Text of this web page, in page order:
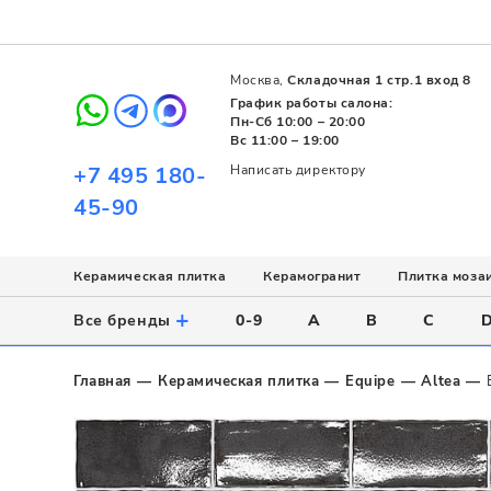
+7 495 180-
45-90
Написать директору
Москва,Складочная 1 стр.1 вход 8
График работы салона:
Пн-Сб 10:00 – 20:00
Вс 11:00 – 19:00
Керамическая плитка
Использование
Напольное
Настенное
Назначение
Для ванной
Стиль
Современный
Пэчворк
Все
Керамогранит
Назначение
Для ванной
Напольное
Все
Поверхность
Матовая
Полированная
Все
Плитка
Назначение
Для ванной
Для бассейна
Все
Цвет
Белый
Серый
Все
Все бренды + 0-9 A B C D
Главная Керамическая плитка Equipe Altea